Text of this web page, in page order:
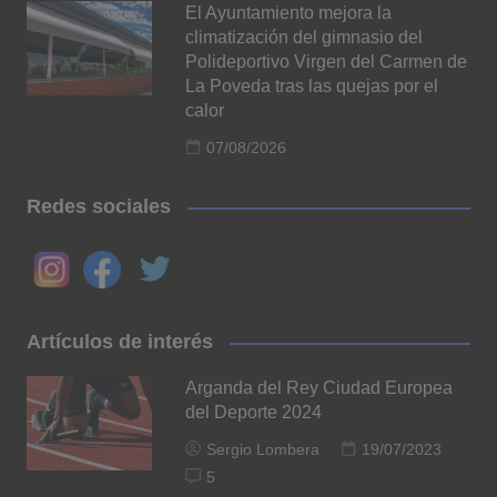
El Ayuntamiento mejora la
climatización del gimnasio del
Polideportivo Virgen del Carmen de
La Poveda tras las quejas por el
calor
07/08/2026
Redes sociales
Artículos de interés
Arganda del Rey Ciudad Europea
del Deporte 2024
Sergio Lombera
19/07/2023
5